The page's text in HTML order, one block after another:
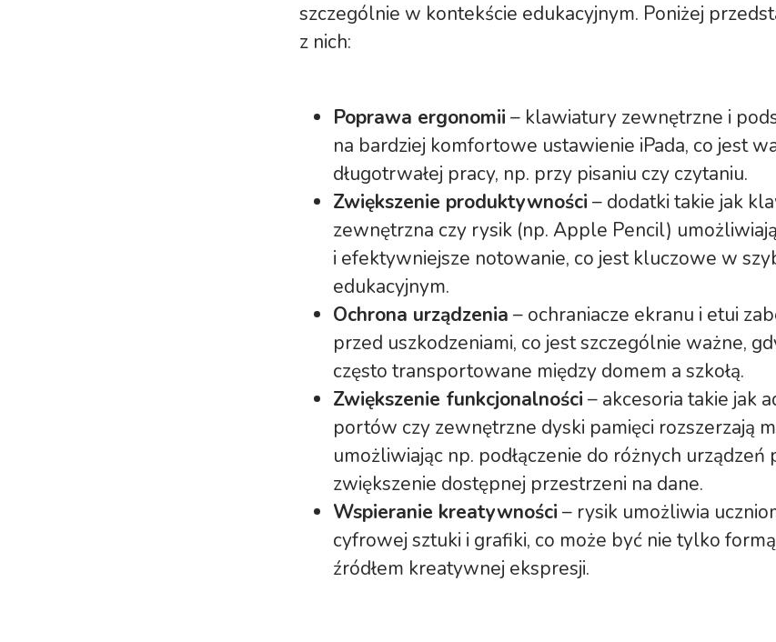
szczególnie w kontekście edukacyjnym. Poniżej
z nich:
Poprawa ergonomii – klawiatury zewnętrzne i
na bardziej komfortowe ustawienie iPada, co jest
długotrwałej pracy, np. przy pisaniu czy czytaniu.
Zwiększenie produktywności – dodatki takie jak
zewnętrzna czy rysik (np. Apple Pencil)
i efektywniejsze notowanie, co jest kluczowe w
edukacyjnym.
Ochrona urządzenia – ochraniacze ekranu i etui
przed uszkodzeniami, co jest szczególnie ważne,
często transportowane między domem a szkołą.
Zwiększenie funkcjonalności – akcesoria takie jak
portów czy zewnętrzne dyski pamięci rozszerzają
umożliwiając np. podłączenie do różnych
zwiększenie dostępnej przestrzeni na dane.
Wspieranie kreatywności – rysik umożliwia
cyfrowej sztuki i grafiki, co może być nie tylko
źródłem kreatywnej ekspresji.